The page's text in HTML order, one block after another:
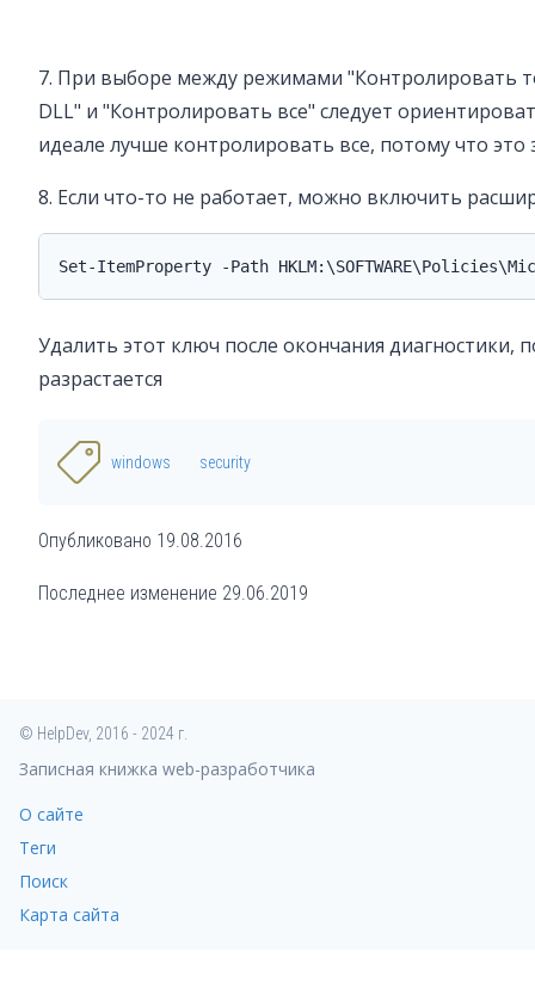
7. При выборе между режимами "Контролировать
DLL" и "Контролировать все" следует
идеале лучше контролировать все, потому что
8. Если что-то не работает, можно включить
Set-ItemProperty -Path
Удалить этот ключ после окончания диагностики,
разрастается
windows security
Опубликовано 19.08.2016
Последнее изменение 29.06.2019
© HelpDev, 2016 - 2024 г.
Записная книжка web-разработчика
О сайте
Теги
Поиск
Карта сайта